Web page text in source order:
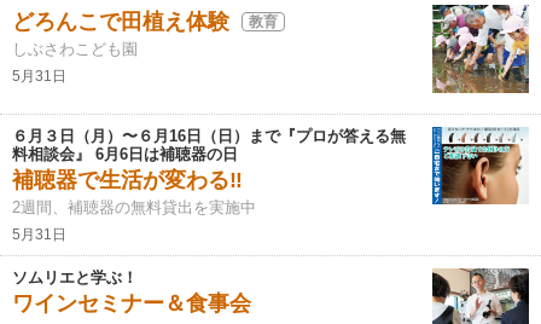
どろんこで田植え体験 教育
しぶさわこども園
5月31日
６月３日（月）〜６月16日（日）まで『プロが答える無
料相談会』 6月6日は補聴器の日
補聴器で生活が変わる‼
2週間、補聴器の無料貸出を実施中
5月31日
ソムリエと学ぶ！
ワインセミナー＆食事会